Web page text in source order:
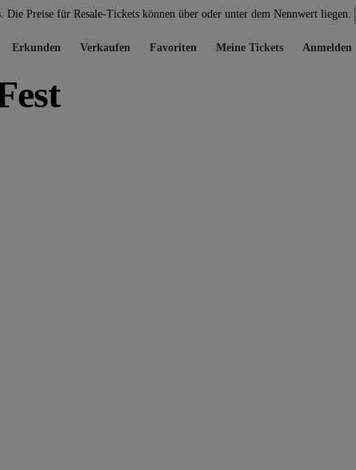
Preise für Resale-Tickets können über oder unter dem Nennwert liegen.
Erkunden Verkaufen Favoriten Meine Tickets Anmelden